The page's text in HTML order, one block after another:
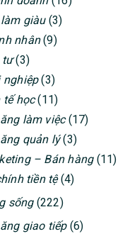
giàu(3)
nhân(9)
tư(3)
nghiệp(3)
tế học(11)
làm việc(17)
quản lý(3)
– Bán hàng(11)
tiền tệ(4)
sống(222)
giao tiếp(6)